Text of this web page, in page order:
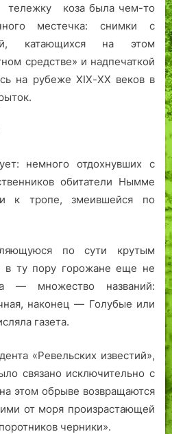
коза была чем-то
местечка: снимки с
катающихся на этом
средстве» и надпечаткой
на рубеже ХIХ-ХХ веков в
немного отдохнувших с
обитатели Нымме
к тропе, змеившейся по
по сути крутым
в ту пору горожане еще не
— множество названий:
наконец — Голубые или
газета.
«Ревельских известий»,
связано исключительно с
этом обрыве возвращаются
от моря произрастающей
черники».